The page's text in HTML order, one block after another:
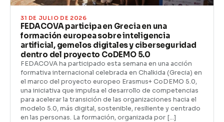
31 DE JULIO DE 2026
FEDACOVA participa en Grecia en una
formación europea sobre inteligencia
artificial, gemelos digitales y ciberseguridad
dentro del proyecto CoDEMO 5.0
FEDACOVA ha participado esta semana en una acción
formativa internacional celebrada en Chalkida (Grecia) en
el marco del proyecto europeo Erasmus+ CoDEMO 5.0,
una iniciativa que impulsa el desarrollo de competencias
para acelerar la transición de las organizaciones hacia el
modelo 5.0, más digital, sostenible, resiliente y centrado
en las personas. La formación, organizada por […]